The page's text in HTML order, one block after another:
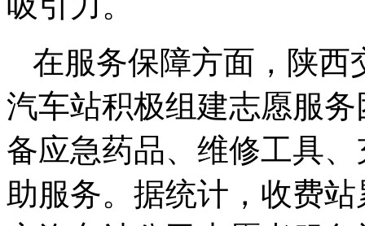
在服务保障方面，陕西
汽车站积极组建志愿服
备应急药品、维修工具
助服务。据统计，收费